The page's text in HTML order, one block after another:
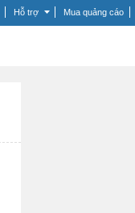
Hỗ trợ Mua quảng cáo